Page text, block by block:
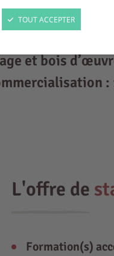
TOUT ACCEPTER
plein air :
et bois
L'offre de
Formation(s)